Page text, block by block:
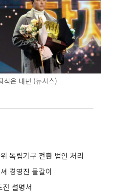
은 내년 (뉴시스)
독립기구 전환 법안 처리
경영진 물갈이
전 설명서